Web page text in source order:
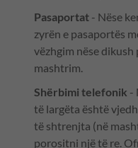
Pasaportat - Nëse
zyrën e pasaportës
vëzhgim nëse
mashtrim.
Shërbimi telefonik -
të largëta është
të shtrenjta (në
porositni një të re.